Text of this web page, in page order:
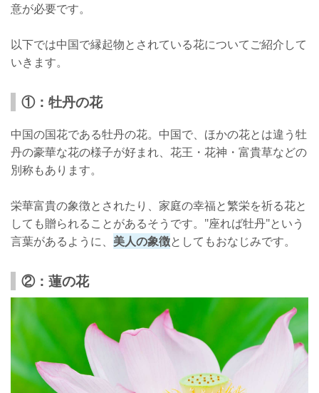
意が必要です。
以下では中国で縁起物とされている花についてご紹介して
いきます。
①：牡丹の花
中国の国花である牡丹の花。中国で、ほかの花とは違う牡
丹の豪華な花の様子が好まれ、花王・花神・富貴草などの
別称もあります。
栄華富貴の象徴とされたり、家庭の幸福と繁栄を祈る花と
しても贈られることがあるそうです。"座れば牡丹"という
言葉があるように、 美人の象徴としてもおなじみです。
②：蓮の花